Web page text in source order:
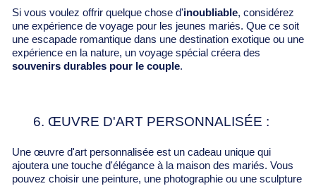
Si vous voulez offrir quelque chose d'inoubliable, considérez
une expérience de voyage pour les jeunes mariés. Que ce soit
une escapade romantique dans une destination exotique ou une
expérience en la nature, un voyage spécial créera des
souvenirs durables pour le couple.
6. ŒUVRE D'ART PERSONNALISÉE :
Une œuvre d'art personnalisée est un cadeau unique qui
ajoutera une touche d'élégance à la maison des mariés. Vous
pouvez choisir une peinture, une photographie ou une sculpture